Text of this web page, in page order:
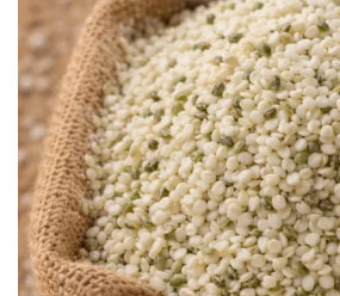
Amintește-ți de mine
Ai uitat parola?